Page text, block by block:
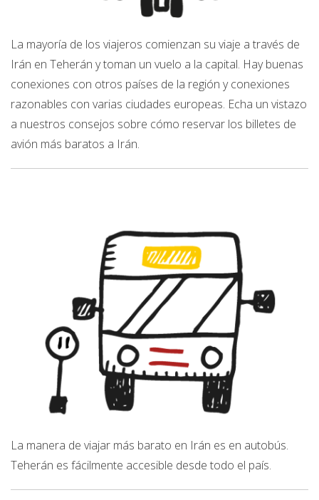
La mayoría de los viajeros comienzan su viaje a través de
Irán en Teherán y toman un vuelo a la capital. Hay buenas
conexiones con otros países de la región y conexiones
razonables con varias ciudades europeas. Echa un vistazo
a nuestros consejos sobre cómo reservar los billetes de
avión más baratos a Irán.
La manera de viajar más barato en Irán es en autobús.
Teherán es fácilmente accesible desde todo el país.